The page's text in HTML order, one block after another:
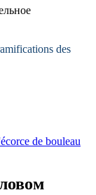
des
de bouleau